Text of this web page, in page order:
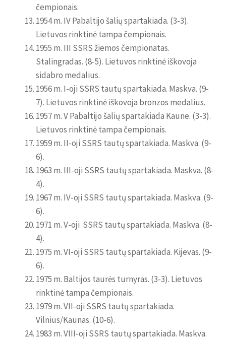
čempionais.
1954 m. IV Pabaltijo šalių spartakiada. (3-3).
Lietuvos rinktinė tampa čempionais.
1955 m. III SSRS žiemos čempionatas.
Stalingradas. (8-5). Lietuvos rinktinė iškovoja
sidabro medalius.
1956 m. I-oji SSRS tautų spartakiada. Maskva. (9-
7). Lietuvos rinktinė iškovoja bronzos medalius.
1957 m. V Pabaltijo šalių spartakiada Kaune. (3-3).
Lietuvos rinktinė tampa čempionais.
1959 m. II-oji SSRS tautų spartakiada. Maskva. (9-
6).
1963 m. III-oji SSRS tautų spartakiada. Maskva. (8-
4).
1967 m. IV-oji SSRS tautų spartakiada. Maskva. (9-
6).
1971 m. V-oji SSRS tautų spartakiada. Maskva. (8-
4).
1975 m. VI-oji SSRS tautų spartakiada. Kijevas. (9-
6).
1975 m. Baltijos taurės turnyras. (3-3). Lietuvos
rinktinė tampa čempionais.
1979 m. VII-oji SSRS tautų spartakiada.
Vilnius/Kaunas. (10-6).
1983 m. VIII-oji SSRS tautų spartakiada. Maskva.